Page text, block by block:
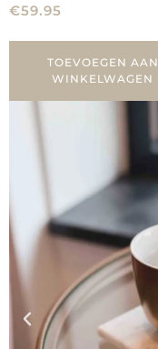
€59.95
TOEVOEGEN AAN
WINKELWAGEN